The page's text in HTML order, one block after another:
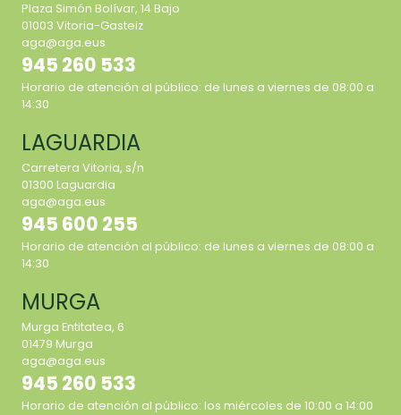
Plaza Simón Bolívar, 14 Bajo
01003 Vitoria-Gasteiz
aga@aga.eus
945 260 533
Horario de atención al público: de lunes a viernes de 08:00 a
14:30
LAGUARDIA
Carretera Vitoria, s/n
01300 Laguardia
aga@aga.eus
945 600 255
Horario de atención al público: de lunes a viernes de 08:00 a
14:30
MURGA
Murga Entitatea, 6
01479 Murga
aga@aga.eus
945 260 533
Horario de atención al público: los miércoles de 10:00 a 14:00